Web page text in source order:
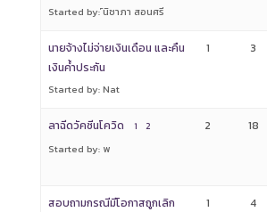
Started by: ์นิชาภา สอนศรี
นายจ้างไม่จ่ายเงินเดือน และคืน
เงินค้ำประกัน
Started by: Nat
1 3
ลาฉีดวัคซีนโควิด 1 2
Started by: พ
2 18
สอบถามกรณีมีโอกาสถูกเลิก
1 4